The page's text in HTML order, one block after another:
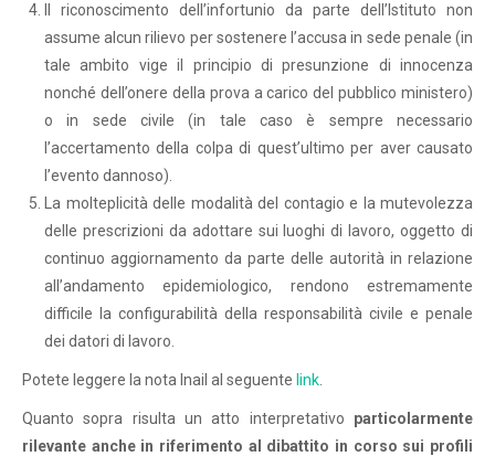
Il riconoscimento dell’infortunio da parte dell’Istituto non
assume alcun rilievo per sostenere l’accusa in sede penale (in
tale ambito vige il principio di presunzione di innocenza
nonché dell’onere della prova a carico del pubblico ministero)
o in sede civile (in tale caso è sempre necessario
l’accertamento della colpa di quest’ultimo per aver causato
l’evento dannoso).
La molteplicità delle modalità del contagio e la mutevolezza
delle prescrizioni da adottare sui luoghi di lavoro, oggetto di
continuo aggiornamento da parte delle autorità in relazione
all’andamento epidemiologico, rendono estremamente
difficile la configurabilità della responsabilità civile e penale
dei datori di lavoro.
Potete leggere la nota Inail al seguente link
Quanto sopra risulta un atto interpretativo particolarmente
rilevante anche in riferimento al dibattito in corso sui profili